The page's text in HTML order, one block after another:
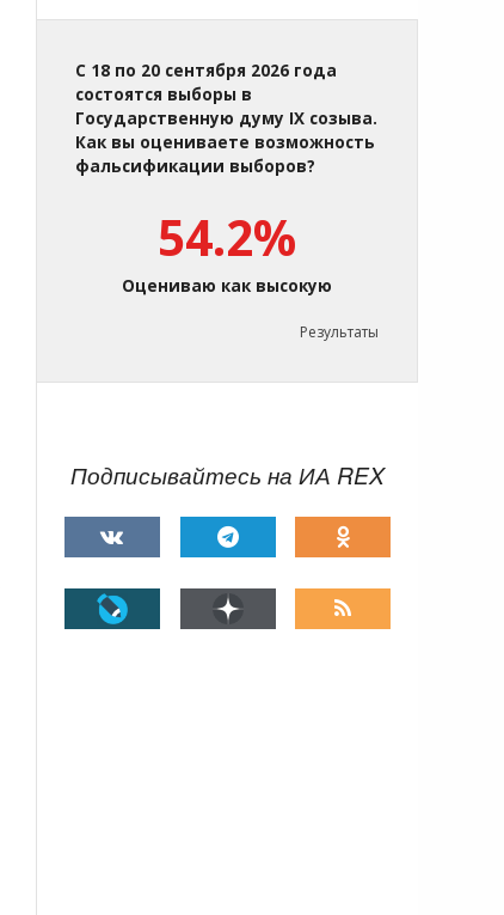
С 18 по 20 сентября 2026 года
состоятся выборы в
Государственную думу IX созыва.
Как вы оцениваете возможность
фальсификации выборов?
54.2%
Оцениваю как высокую
Результаты
Подписывайтесь на ИА REX